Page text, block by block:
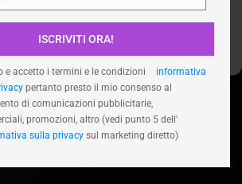
Nega
Visualizza le preferenze
ISCRIVITI ORA!
e accetto i termini e le condizioni
informativa
pertanto presto il mio consenso al
di comunicazioni pubblicitarie,
promozioni, altro (vedi punto 5 dell'
sulla privacy sul marketing diretto)